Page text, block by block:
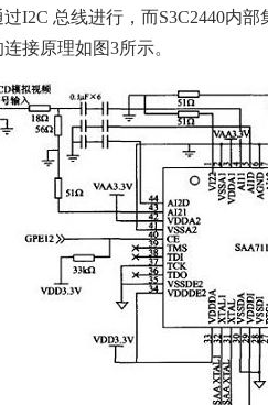
I2C 总线进行，而S3C2440内
接原理如图3所示。